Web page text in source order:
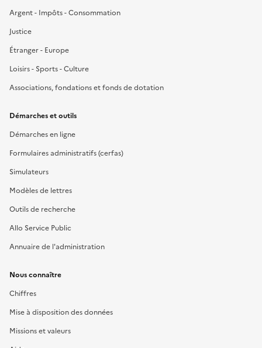
Argent - Impôts - Consommation
Justice
Étranger - Europe
Loisirs - Sports - Culture
Associations, fondations et fonds de dotation
Démarches et outils
Démarches en ligne
Formulaires administratifs (cerfas)
Simulateurs
Modèles de lettres
Outils de recherche
Allo Service Public
Annuaire de l'administration
Nous connaître
Chiffres
Mise à disposition des données
Missions et valeurs